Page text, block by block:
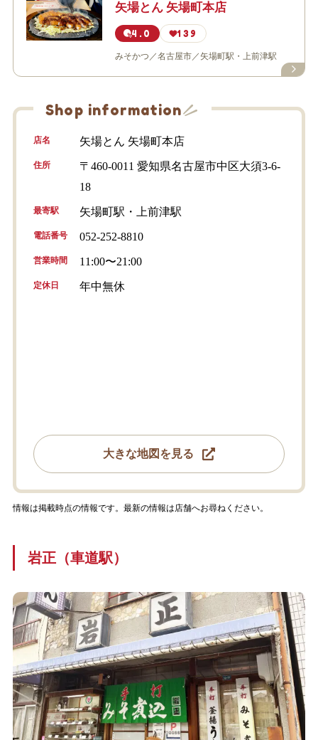
矢場とん 矢場町本店
4.0 139
みそかつ 名古屋市 矢場町駅・上前津駅
Shop information
店名 矢場とん 矢場町本店
住所
〒460-0011 愛知県名古屋市中区大須3-6-
18
最寄駅 矢場町駅・上前津駅
電話番号 052-252-8810
営業時間 11:00〜21:00
定休日 年中無休
大きな地図を見る
情報は掲載時点の情報です。最新の情報は店舗へお尋ねください。
岩正（車道駅）